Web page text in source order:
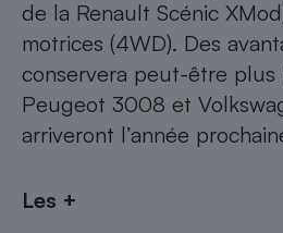
de la Renault Scénic
motrices (4WD). Des
conservera peut-être plus
Peugeot 3008 et
arriveront l’année
Les +